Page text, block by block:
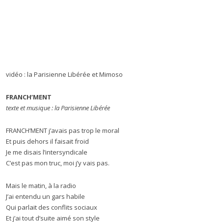
vidéo : la Parisienne Libérée et Mimoso
FRANCH’MENT
texte et musique : la Parisienne Libérée
FRANCH’MENT j’avais pas trop le moral
Et puis dehors il faisait froid
Je me disais l’intersyndicale
C’est pas mon truc, moi j’y vais pas.
Mais le matin, à la radio
J’ai entendu un gars habile
Qui parlait des conflits sociaux
Et j’ai tout d’suite aimé son style